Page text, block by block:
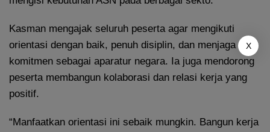
Kasman mengajak seluruh peserta agar mengikuti
orientasi dengan baik, penuh disiplin, dan menjaga
komitmen sebagai aparatur negara. Ia juga mendorong
peserta membangun kolaborasi dan relasi kerja yang
positif.
“Manfaatkan orientasi ini sebaik mungkin. Bangun kerja
X